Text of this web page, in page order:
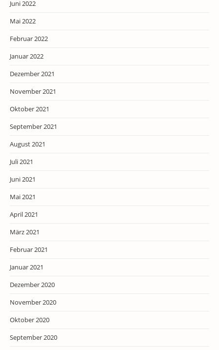
Juni 2022
Mai 2022
Februar 2022
Januar 2022
Dezember 2021
November 2021
Oktober 2021
September 2021
August 2021
Juli 2021
Juni 2021
Mai 2021
April 2021
März 2021
Februar 2021
Januar 2021
Dezember 2020
November 2020
Oktober 2020
September 2020